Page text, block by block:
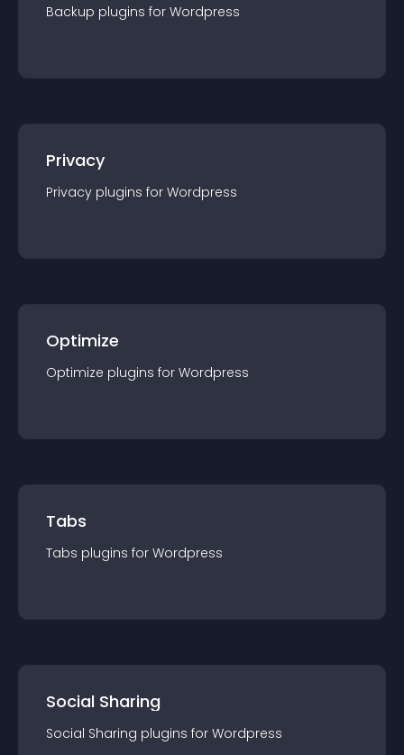
Backup plugins for Wordpress
Privacy
Privacy plugins for Wordpress
Optimize
Optimize plugins for Wordpress
Tabs
Tabs plugins for Wordpress
Social Sharing
Social Sharing plugins for Wordpress